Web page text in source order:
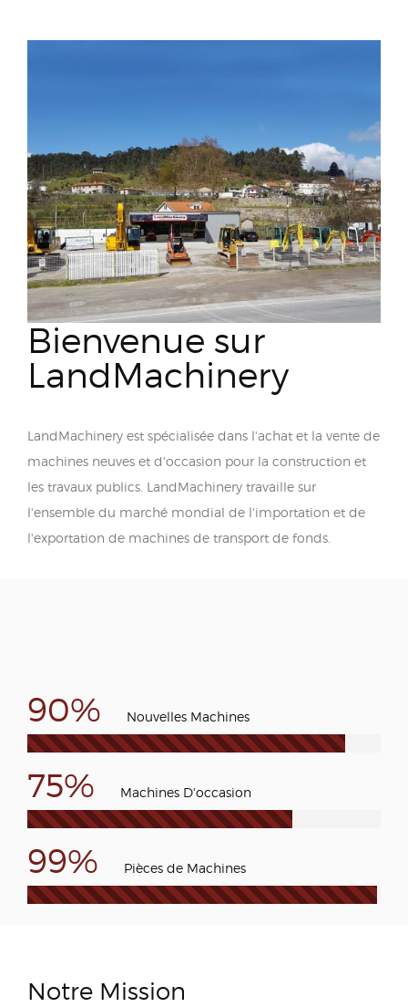
Bienvenue sur
LandMachinery
LandMachinery est spécialisée dans l'achat et la vente de
machines neuves et d'occasion pour la construction et
les travaux publics. LandMachinery travaille sur
l'ensemble du marché mondial de l'importation et de
l'exportation de machines de transport de fonds.
90% Nouvelles Machines
75% Machines D'occasion
99% Pièces de Machines
Notre Mission